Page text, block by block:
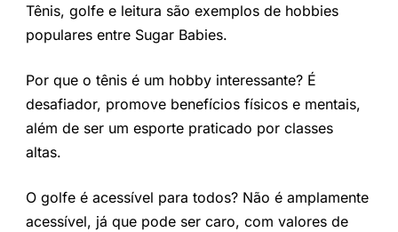
Tênis, golfe e leitura são exemplos de hobbies
populares entre Sugar Babies.
Por que o tênis é um hobby interessante? É
desafiador, promove benefícios físicos e mentais,
além de ser um esporte praticado por classes
altas.
O golfe é acessível para todos? Não é amplamente
acessível, já que pode ser caro, com valores de